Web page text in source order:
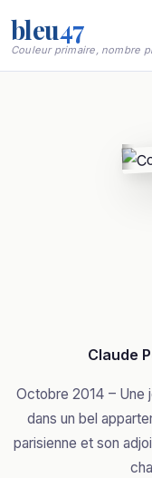
bleu47
Couleur primaire, nombre
Claude
Octobre 2014 – Une
dans un bel
parisienne et son